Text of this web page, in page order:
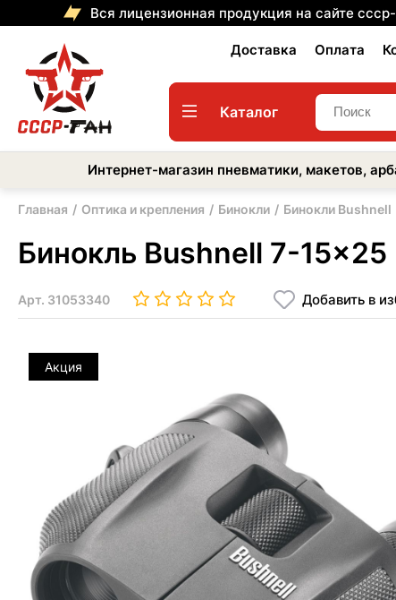
Вся лицензионная продукция на сайте
Доставка Оплата
Каталог
Интернет-магазин пневматики, макетов,
Главная Оптика и крепления Бинокли Бинокли Bushnell
Бинокль Bushnell 7-
Арт. 31053340 Добавить в
Акция